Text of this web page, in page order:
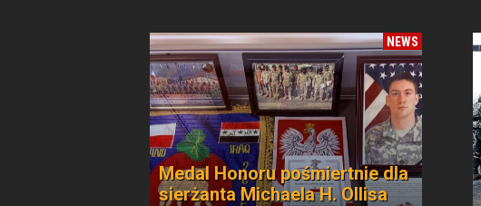
NEWS
Medal Honoru pośmiertnie dla
sierżanta Michaela H. Ollisa